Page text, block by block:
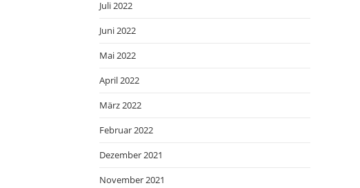
Juli 2022
Juni 2022
Mai 2022
April 2022
März 2022
Februar 2022
Dezember 2021
November 2021